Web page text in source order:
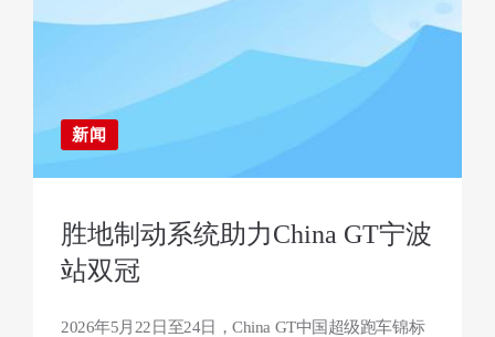
新闻
胜地制动系统助力China GT宁波
站双冠
2026年5月22日至24日，China GT中国超级跑车锦标